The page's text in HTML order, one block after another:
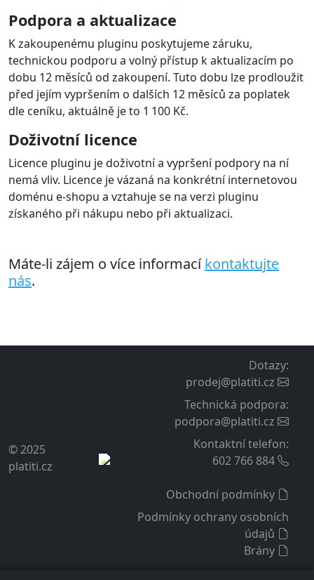
Podpora a aktualizace
K zakoupenému pluginu poskytujeme záruku,
technickou podporu a volný přístup k aktualizacím po
dobu 12 měsíců od zakoupení. Tuto dobu lze prodloužit
před jejím vypršením o dalších 12 měsíců za poplatek
dle ceníku, aktuálně je to 1 100 Kč.
Doživotní licence
Licence pluginu je doživotní a vypršení podpory na ní
nemá vliv. Licence je vázaná na konkrétní internetovou
doménu e-shopu a vztahuje se na verzi pluginu
získaného při nákupu nebo při aktualizaci.
Máte-li zájem o více informacíkontaktujte
nás.
© 2025
platiti.cz
Dotazy:
prodej@platiti.cz
Technická podpora:
podpora@platiti.cz
Kontaktní telefon:
602 766 884
Obchodní podmínky
Podmínky ochrany osobních
údajů
Brány